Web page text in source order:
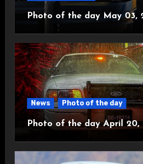
Photo of the day May 03,
News Photo of the day
Photo of the day April 20,